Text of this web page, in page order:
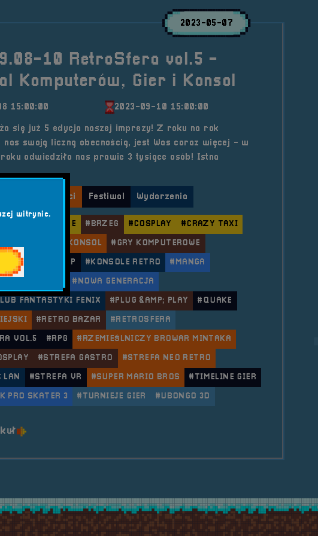
2023-05-07
10 RetroSfera vol.5 -
Komputerów, Gier i Konsol
15:00:00 2023-09-10 15:00:00
się już 5 edycja naszej imprezy! Z roku na rok
nas swoją liczną obecnością, jest Was coraz więcej - w
odwiedziło nas prawie 3 tysiące osób! Istna
Aktualności Festiwal Wydarzenia
#ANIME #BRZEG #COSPLAY #CRAZY TAXI
GIER I KONSOL #GRY KOMPUTEROWE
#HIP-HOP #KONSOLE RETRO #MANGA
#NOWA GENERACJA
FANTASTYKI FENIX #PLUG &AMP; PLAY #QUAKE
#RETRO BAZAR #RETROSFERA
VOL.5 #RPG #RZEMIEŚLNICZY BROWAR MINTAKA
#STREFA GASTRO #STREFA NEO RETRO
LAN #STREFA VR #SUPER MARIO BROS #TIMELINE GIER
PRO SKATER 3 #TURNIEJE GIER #UBONGO 3D
o tytule 2023.09.08-10 RetroSfera vol.5 &#8211; Festiwal
witrynie.